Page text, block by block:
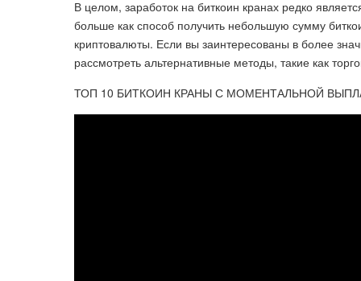
В целом, заработок на биткоин кранах редко
больше как способ получить небольшую сумму
криптовалюты. Если вы заинтересованы в более
рассмотреть альтернативные методы, такие как
ТОП 10 БИТКОИН КРАНЫ С МОМЕНТАЛЬНОЙ